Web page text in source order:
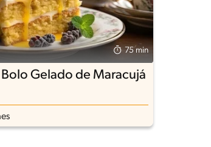
75 min
Gelado de Maracujá